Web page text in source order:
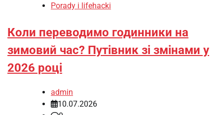
Porady i lifehacki
Коли переводимо годинники на
зимовий час? Путівник зі змінами у
2026 році
admin
10.07.2026